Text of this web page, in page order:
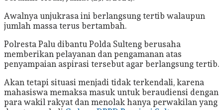
Awalnya unjukrasa ini berlangsung tertib walaupun
jumlah massa terus bertambah.
Polresta Palu dibantu Polda Sulteng berusaha
memberikan pelayanan dan pengamanan atas
penyampaian aspirasi tersebut agar berlangsung tertib.
Akan tetapi situasi menjadi tidak terkendali, karena
mahasiswa memaksa masuk untuk beraudiensi dengan
para wakil rakyat dan menolak hanya perwakilan yang